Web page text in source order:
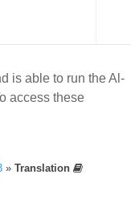
is able to run the Al-
access these
»Translation